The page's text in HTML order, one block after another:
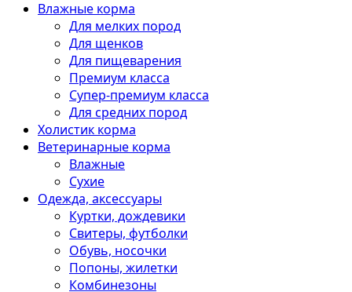
Влажные корма
Для мелких пород
Для щенков
Для пищеварения
Премиум класса
Супер-премиум класса
Для средних пород
Холистик корма
Ветеринарные корма
Влажные
Сухие
Одежда, аксессуары
Куртки, дождевики
Свитеры, футболки
Обувь, носочки
Попоны, жилетки
Комбинезоны